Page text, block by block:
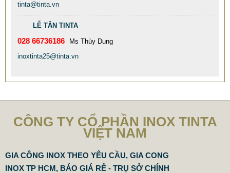
77.999 VNĐ
SP: XƯỞNG GIA CÔNG INOX GÂN ĐÂY GIÁ RẺ CHẤT LƯỢNG
tinta@tinta.vn
LỄ TÂN TINTA
028 66736186
Ms Thùy Dung
inoxtinta25@tinta.vn
CÔNG TY CỔ PHẦN INOX TINTA
VIỆT NAM
GIA CÔNG INOX THEO YÊU CẦU, GIA CONG
INOX TP HCM, BÁO GIÁ RẺ - TRỤ SỞ CHÍNH